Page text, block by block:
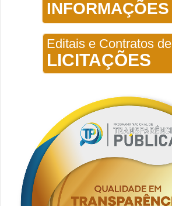
INFORMAÇÕES
Editais e Contratos de
LICITAÇÕES